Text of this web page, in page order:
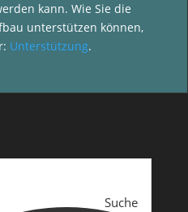
kann. Wie Sie die
unterstützen können,
Unterstützung.
Suche